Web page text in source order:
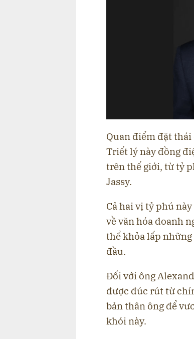
Quan điểm đặt
Triết lý này đồng
trên thế giới, từ tỷ
Jassy.
Cả hai vị tỷ phú
về văn hóa doanh
thể khỏa lấp
đầu.
Đối với ông
được đúc rút từ
bản thân ông để
khói này.